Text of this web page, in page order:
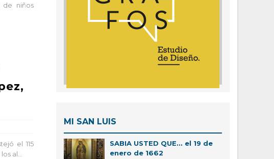
niños
el 115
al...
MI SAN LUIS
SABIA USTED QUE... el 19 de
enero de 1662